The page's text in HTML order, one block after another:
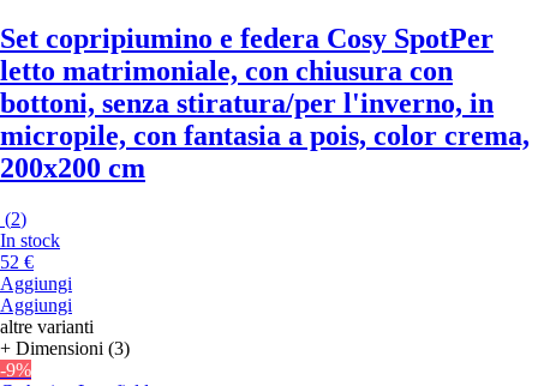
Set copripiumino e federa Cosy SpotPer
letto matrimoniale, con chiusura con
bottoni, senza stiratura/per l'inverno, in
micropile, con fantasia a pois, color crema,
200x200 cm
(2)
In stock
52 €
Aggiungi
Aggiungi
altre varianti
+ Dimensioni (3)
-9%